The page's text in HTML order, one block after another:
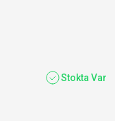
Stokta Var